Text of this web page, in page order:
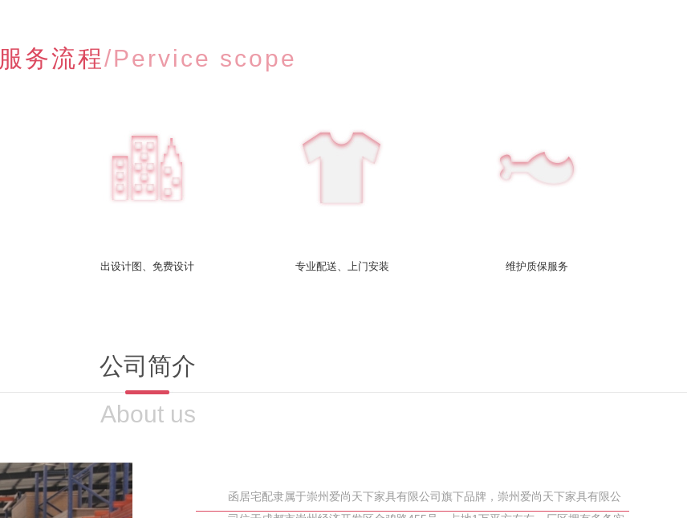
服务流程/Pervice scope
出设计图、免费设计 专业配送、上门安装 维护质保服务
公司简介
About us
函居宅配隶属于崇州爱尚天下家具有限公司旗下品牌，崇州爱尚天下家具有限公